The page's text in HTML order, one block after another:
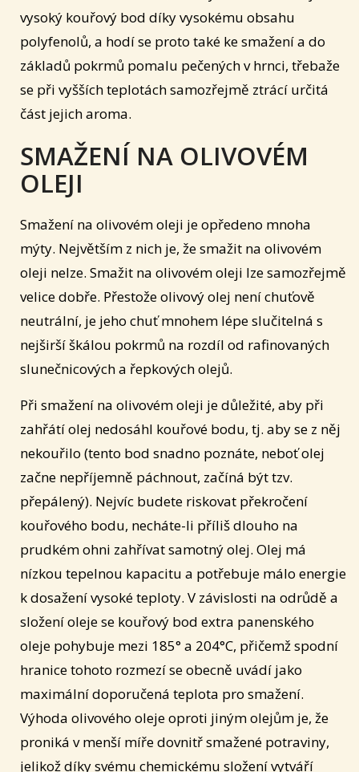
vysoký kouřový bod díky vysokému obsahu
polyfenolů, a hodí se proto také ke smažení a do
základů pokrmů pomalu pečených v hrnci, třebaže
se při vyšších teplotách samozřejmě ztrácí určitá
část jejich aroma.
SMAŽENÍ NA OLIVOVÉM
OLEJI
Smažení na olivovém oleji je opředeno mnoha
mýty. Největším z nich je, že smažit na olivovém
oleji nelze. Smažit na olivovém oleji lze samozřejmě
velice dobře. Přestože olivový olej není chuťově
neutrální, je jeho chuť mnohem lépe slučitelná s
nejširší škálou pokrmů na rozdíl od rafinovaných
slunečnicových a řepkových olejů.
Při smažení na olivovém oleji je důležité, aby při
zahřátí olej nedosáhl kouřové bodu, tj. aby se z něj
nekouřilo (tento bod snadno poznáte, neboť olej
začne nepříjemně páchnout, začíná být tzv.
přepálený). Nejvíc budete riskovat překročení
kouřového bodu, necháte-li příliš dlouho na
prudkém ohni zahřívat samotný olej. Olej má
nízkou tepelnou kapacitu a potřebuje málo energie
k dosažení vysoké teploty. V závislosti na odrůdě a
složení oleje se kouřový bod extra panenského
oleje pohybuje mezi 185° a 204°C, přičemž spodní
hranice tohoto rozmezí se obecně uvádí jako
maximální doporučená teplota pro smažení.
Výhoda olivového oleje oproti jiným olejům je, že
proniká v menší míře dovnitř smažené potraviny,
jelikož díky svému chemickému složení vytváří